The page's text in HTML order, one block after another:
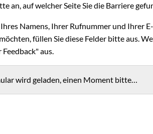
an, auf welcher Seite Sie die Barriere
Namens, Ihrer Rufnummer und Ihrer
füllen Sie diese Felder bitte aus.
Feedback" aus.
wird geladen, einen Moment bitte…